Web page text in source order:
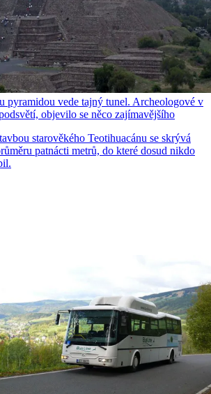
pyramidou vede tajný tunel. Archeologové v
objevilo se něco zajímavějšího
starověkého Teotihuacánu se skrývá
patnácti metrů, do které dosud nikdo